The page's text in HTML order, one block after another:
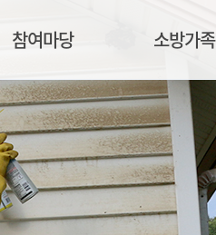
참여마당 소방가족